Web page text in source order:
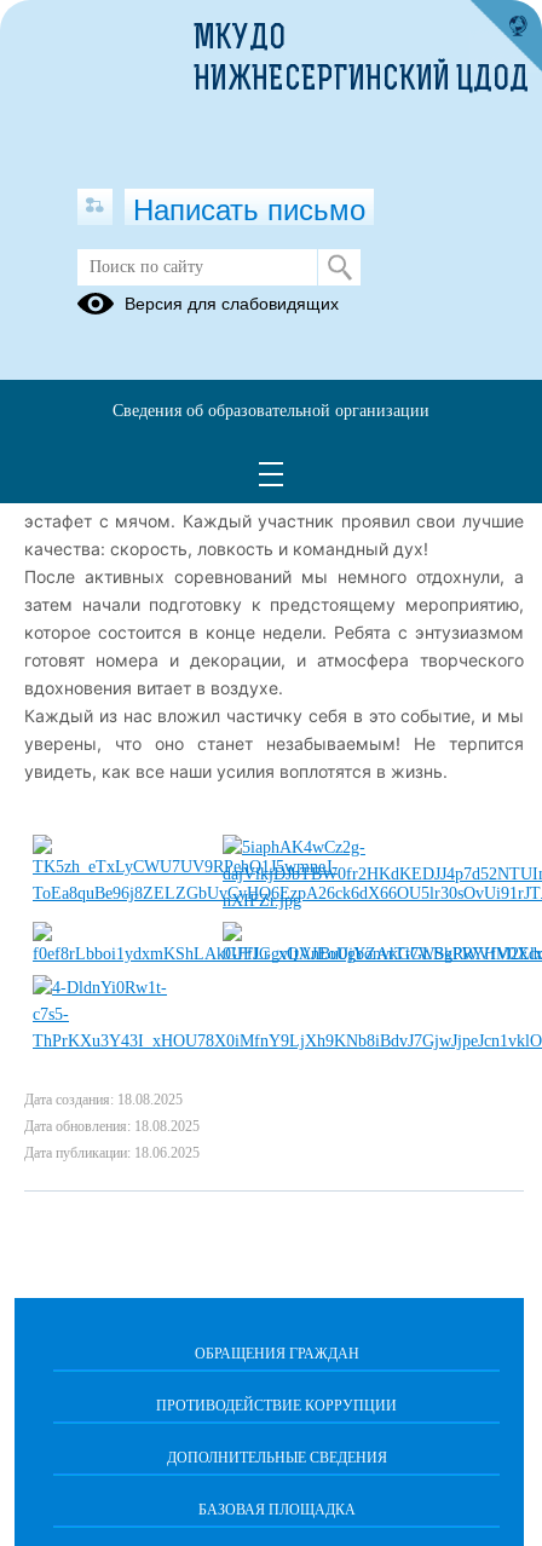
18.06.2025
18 июня, в нашем лагере был спортивный день! Тренер -
преподаватель Скачков Павел Сергеевич провел
позитивом на целый день. Команды состязались в
различных дисциплинах: от беговых этапов до веселых
эстафет с мячом. Каждый участник проявил свои лучшие
качества: скорость, ловкость и командный дух!
После активных соревнований мы немного отдохнули, а
затем начали подготовку к предстоящему мероприятию,
которое состоится в конце недели. Ребята с энтузиазмом
готовят номера и декорации, и атмосфера творческого
вдохновения витает в воздухе.
Каждый из нас вложил частичку себя в это событие, и мы
уверены, что оно станет незабываемым! Не терпится
увидеть, как все наши усилия воплотятся в жизнь.
Дата создания: 18.08.2025
Дата обновления: 18.08.2025
Дата публикации: 18.06.2025
ОБРАЩЕНИЯ ГРАЖДАН
ПРОТИВОДЕЙСТВИЕ КОРРУПЦИИ
ДОПОЛНИТЕЛЬНЫЕ СВЕДЕНИЯ
БАЗОВАЯ ПЛОЩАДКА
МКУДО
НИЖНЕСЕРГИНСКИЙ ЦДОД
Написать письмо
Версия для слабовидящих
Сведения об образовательной организации